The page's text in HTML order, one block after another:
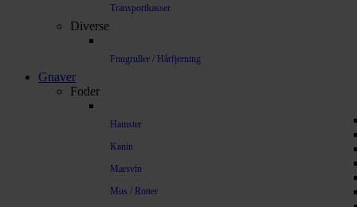
Transportkasser
Diverse
Fnugruller / Hårfjerning
Gnaver
Foder
Hamster
Kanin
Marsvin
Mus / Rotter